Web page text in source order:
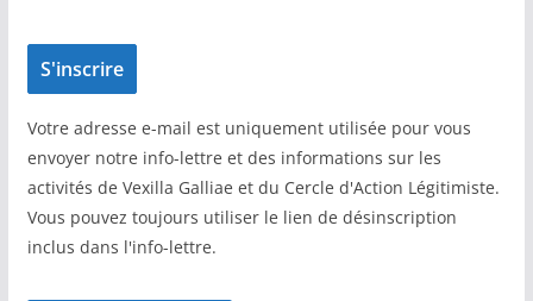
Votre adresse e-mail est uniquement utilisée pour vous
envoyer notre info-lettre et des informations sur les
activités de Vexilla Galliae et du Cercle d'Action Légitimiste.
Vous pouvez toujours utiliser le lien de désinscription
inclus dans l'info-lettre.